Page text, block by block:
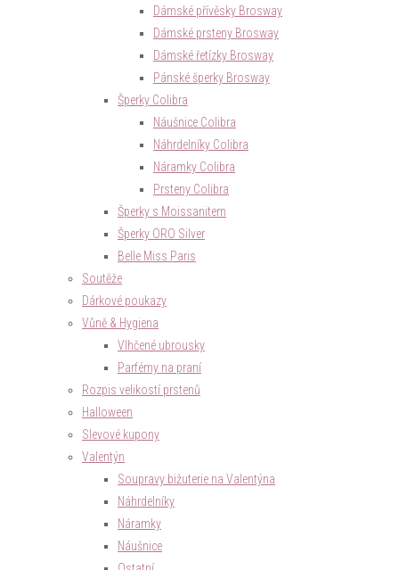
Dámské přívěsky Brosway
Dámské prsteny Brosway
Dámské řetízky Brosway
Pánské šperky Brosway
Šperky Colibra
Náušnice Colibra
Náhrdelníky Colibra
Náramky Colibra
Prsteny Colibra
Šperky s Moissanitem
Šperky ORO Silver
Belle Miss Paris
Soutěže
Dárkové poukazy
Vůně & Hygiena
Vlhčené ubrousky
Parfémy na praní
Rozpis velikostí prstenů
Halloween
Slevové kupony
Valentýn
Soupravy bižuterie na Valentýna
Náhrdelníky
Náramky
Náušnice